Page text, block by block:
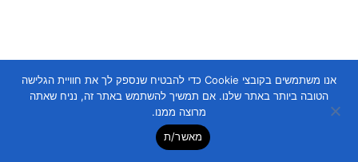
Copyright 2026 ©
אנו משתמשים בקובצי Cookie כדי להבטיח שנספק לך את חוויית הגלישה
הטובה ביותר באתר שלנו. אם תמשיך להשתמש באתר זה, נניח שאתה
מרוצה ממנו.
מאשר/ת